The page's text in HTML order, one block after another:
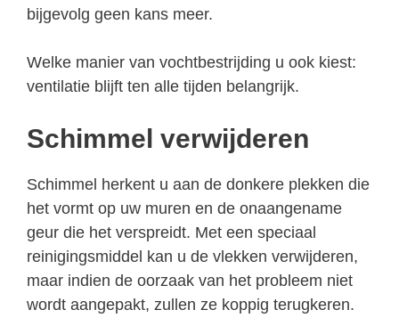
bijgevolg geen kans meer.
Welke manier van vochtbestrijding u ook kiest:
ventilatie blijft ten alle tijden belangrijk.
Schimmel verwijderen
Schimmel herkent u aan de donkere plekken die
het vormt op uw muren en de onaangename
geur die het verspreidt. Met een speciaal
reinigingsmiddel kan u de vlekken verwijderen,
maar indien de oorzaak van het probleem niet
wordt aangepakt, zullen ze koppig terugkeren.